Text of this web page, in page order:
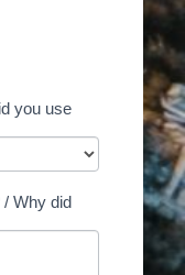
you use
/ Why did